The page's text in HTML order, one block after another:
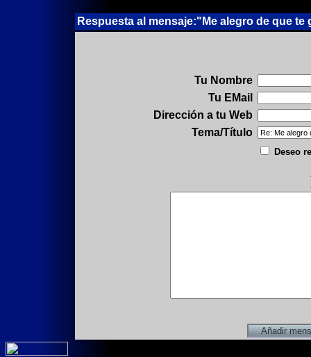
Respuesta al mensaje:"Me alegro de que te
Tu Nombre
Tu EMail
Dirección a tu Web
Tema/Título
Deseo